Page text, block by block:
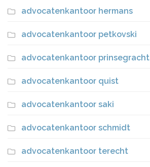
advocatenkantoor hermans
advocatenkantoor petkovski
advocatenkantoor prinsegracht
advocatenkantoor quist
advocatenkantoor saki
advocatenkantoor schmidt
advocatenkantoor terecht